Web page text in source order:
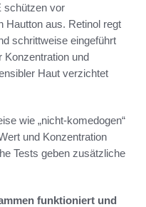
schützen vor
Hautton aus. Retinol regt
schrittweise eingeführt
Konzentration und
Haut verzichtet
wie „nicht-komedogen“
und Konzentration
Tests geben zusätzliche
funktioniert und